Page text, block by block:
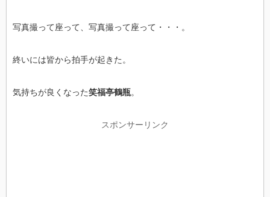
写真撮って座って、写真撮って座って・・・。
終いには皆から拍手が起きた。
気持ちが良くなった笑福亭鶴瓶。
スポンサーリンク